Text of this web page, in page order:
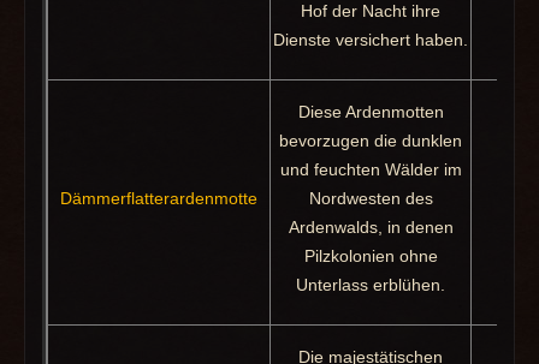
Hof der Nacht ihre
Dienste versichert haben.
Dämmerflatterardenmotte
Diese Ardenmotten
bevorzugen die dunklen
und feuchten Wälder im
Nordwesten des
Ardenwalds, in denen
Pilzkolonien ohne
Unterlass erblühen.
Die majestätischen